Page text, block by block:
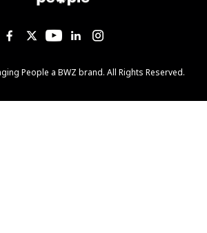
Like us on Facebook
Follow us on Twitter
Follow us on
Add us on
Follow us on
People a BWZ Opens new window
brand. All Rights Reserved.